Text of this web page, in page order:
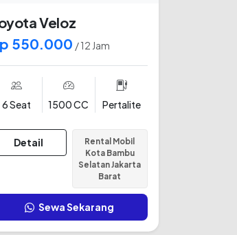
Veloz
550.000 / 12 Jam
6 Seat 1500 CC Pertalite
Detail
Rental Mobil
Kota Bambu
Selatan Jakarta
Barat
Sewa Sekarang